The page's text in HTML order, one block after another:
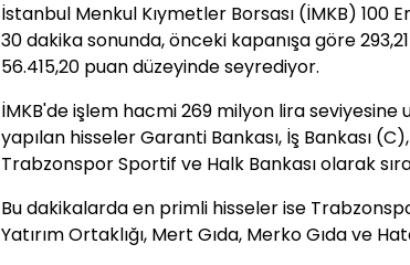
İstanbul Menkul Kıymetler Borsası (İMKB) 100
30 dakika sonunda, önceki kapanışa göre
56.415,20 puan düzeyinde seyrediyor.
İMKB'de işlem hacmi 269 milyon lira seviyesine
yapılan hisseler Garanti Bankası, İş Bankası
Trabzonspor Sportif ve Halk Bankası olarak
Bu dakikalarda en primli hisseler ise
Yatırım Ortaklığı, Mert Gıda, Merko Gıda ve